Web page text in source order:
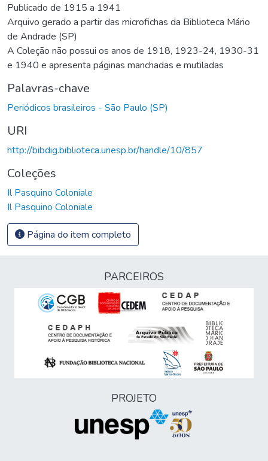
Publicado de 1915 a 1941
Arquivo gerado a partir das microfichas da Biblioteca Mário
de Andrade (SP)
A Coleção não possui os anos de 1918, 1923-24, 1930-31
e 1940 e apresenta páginas manchadas e mutiladas
Palavras-chave
Periódicos brasileiros - São Paulo (SP)
URI
http://bibdig.biblioteca.unesp.br/handle/10/857
Coleções
Il Pasquino Coloniale
Il Pasquino Coloniale
Página do item completo
PARCEIROS
PROJETO